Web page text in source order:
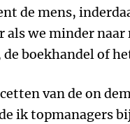
de mens,
als we minder
de boekhandel of
van de on
ik topmanagers